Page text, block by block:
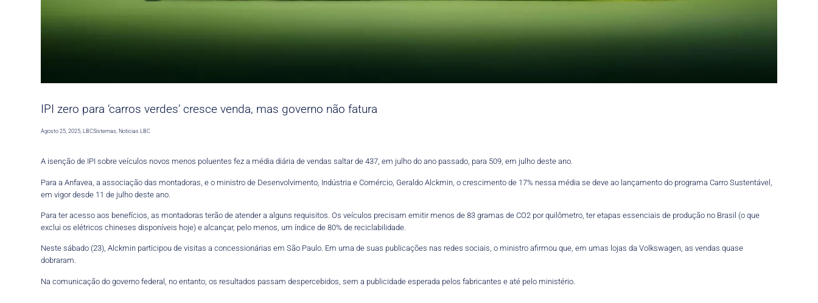
IPI zero para ‘carros verdes’ cresce venda, mas governo não fatura
Agosto 25, 2025 ,LBCSistemas Noticias LBC
A isenção de IPI sobre veículos novos menos poluentes fez a média diária de vendas saltar de 437, em julho do ano passado, para 509, em julho deste ano.
Para a Anfavea, a associação das montadoras, e o ministro de Desenvolvimento, Indústria e Comércio, Geraldo Alckmin, o crescimento de 17% nessa média se deve ao lançamento do programa Carro Sustentável,
em vigor desde 11 de julho deste ano.
Para ter acesso aos benefícios, as montadoras terão de atender a alguns requisitos. Os veículos precisam emitir menos de 83 gramas de CO2 por quilômetro, ter etapas essenciais de produção no Brasil (o que
exclui os elétricos chineses disponíveis hoje) e alcançar, pelo menos, um índice de 80% de reciclabilidade.
Neste sábado (23), Alckmin participou de visitas a concessionárias em São Paulo. Em uma de suas publicações nas redes sociais, o ministro afirmou que, em umas lojas da Volkswagen, as vendas quase
dobraram.
Na comunicação do governo federal, no entanto, os resultados passam despercebidos, sem a publicidade esperada pelos fabricantes e até pelo ministério.